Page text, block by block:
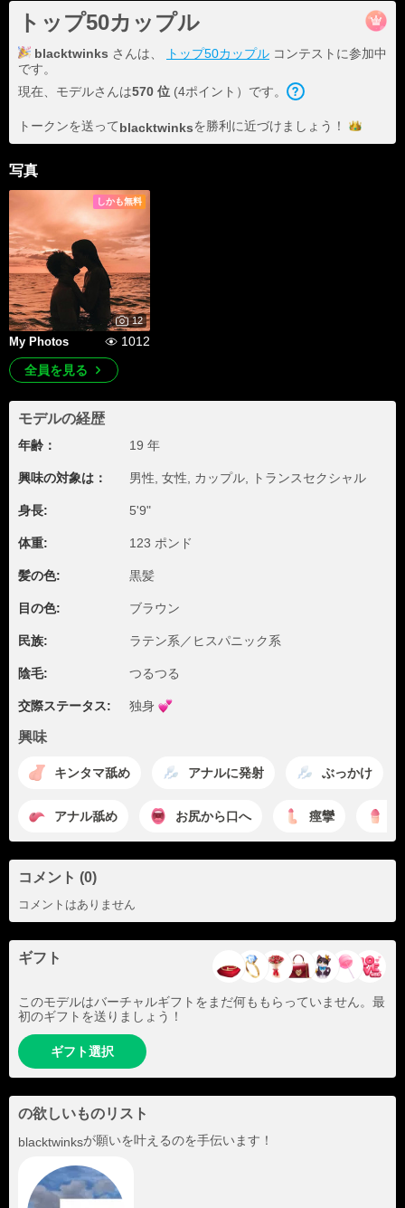
トップ50カップル
blacktwinks さんは、 トップ50カップル コンテストに参加中
です。
現在、モデルさんは570 位 (4ポイント）です。
トークンを送ってblacktwinksを勝利に近づけま しょう！
写真
しかも無料
12
My Photos
1012
全員を見る
モデルの経歴
年齢： 19 年
興味の対象は： 男性, 女性, カップル, トランスセクシャル
身長: 5'9"
体重: 123 ポンド
髪の色: 黒髪
目の色: ブラウン
民族: ラテン系／ヒスパニック系
陰毛: つるつる
交際ステータス: 独身
興味
キンタマ舐め アナルに発射 ぶっかけ
アナル舐め お尻から口へ 痙攣
コメント (0)
コメントはありません
ギフト
このモデルはバーチャルギフトをまだ何ももらっていません。最
初のギフトを送りましょう！
ギフト選択
の欲しいものリスト
blacktwinksが願いを叶えるのを手伝います！